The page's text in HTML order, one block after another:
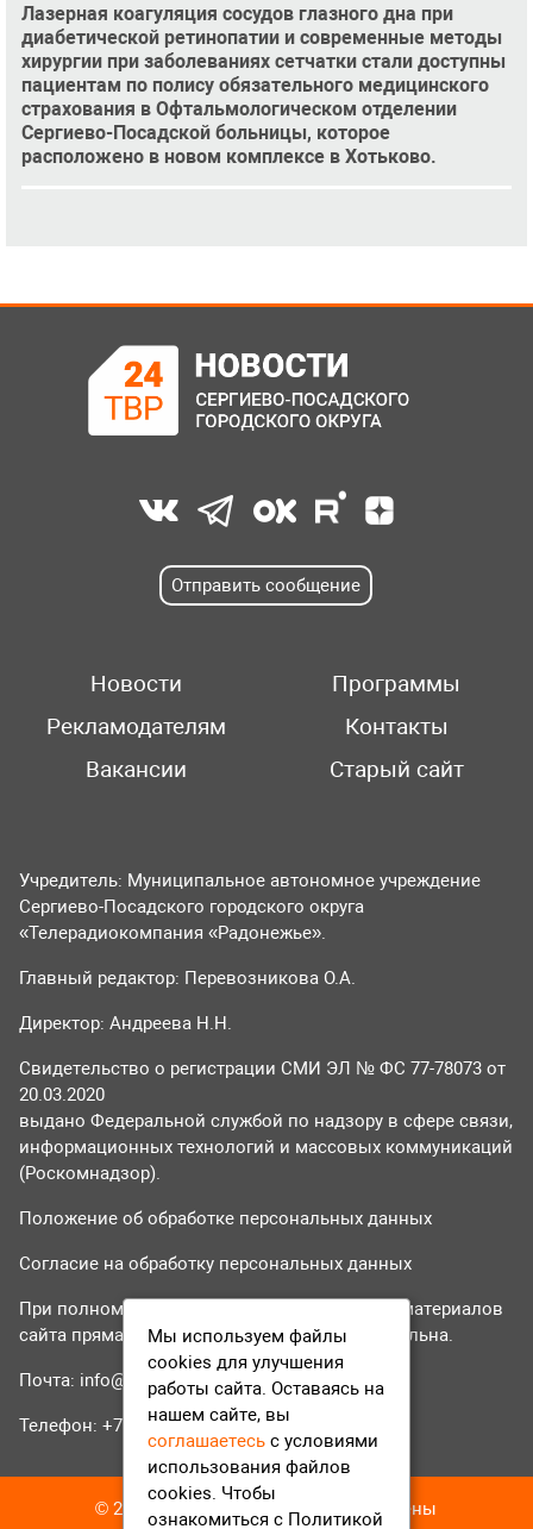
Лазерная коагуляция сосудов глазного дна при
диабетической ретинопатии и современные методы
хирургии при заболеваниях сетчатки стали доступны
пациентам по полису обязательного медицинского
страхования в Офтальмологическом отделении
Сергиево-Посадской больницы, которое
расположено в новом комплексе в Хотьково.
Отправить сообщение
Новости
Программы
Рекламодателям
Контакты
Вакансии
Старый сайт
Учредитель: Муниципальное автономное учреждение
Сергиево-Посадского городского округа
«Телерадиокомпания «Радонежье».
Главный редактор: Перевозникова О.А.
Директор: Андреева Н.Н.
Свидетельство о регистрации СМИ ЭЛ № ФС 77-78073 от
20.03.2020
выдано Федеральной службой по надзору в сфере связи,
информационных технологий и массовых коммуникаций
(Роскомнадзор).
Положение об обработке персональных данных
Согласие на обработку персональных данных
При полном или частичном использовании материалов
сайта прямая гиперссылка на tvr24.tv обязательна.
Почта: info@tvr24.tv
Телефон: +7 (496) 551-04-95
© 2016-2023 ТВР24 Все права защищены
Мы используем файлы
cookies для улучшения
работы сайта. Оставаясь на
нашем сайте, вы
соглашаетесь с условиями
использования файлов
cookies. Чтобы
ознакомиться с Политикой